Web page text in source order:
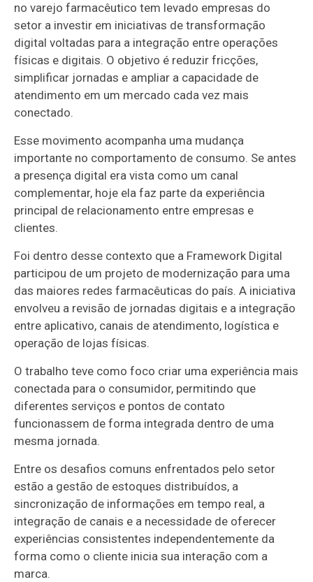
no varejo farmacêutico tem levado empresas do
setor a investir em iniciativas de transformação
digital voltadas para a integração entre operações
físicas e digitais. O objetivo é reduzir fricções,
simplificar jornadas e ampliar a capacidade de
atendimento em um mercado cada vez mais
conectado.
Esse movimento acompanha uma mudança
importante no comportamento de consumo. Se antes
a presença digital era vista como um canal
complementar, hoje ela faz parte da experiência
principal de relacionamento entre empresas e
clientes.
Foi dentro desse contexto que a Framework Digital
participou de um projeto de modernização para uma
das maiores redes farmacêuticas do país. A iniciativa
envolveu a revisão de jornadas digitais e a integração
entre aplicativo, canais de atendimento, logística e
operação de lojas físicas.
O trabalho teve como foco criar uma experiência mais
conectada para o consumidor, permitindo que
diferentes serviços e pontos de contato
funcionassem de forma integrada dentro de uma
mesma jornada.
Entre os desafios comuns enfrentados pelo setor
estão a gestão de estoques distribuídos, a
sincronização de informações em tempo real, a
integração de canais e a necessidade de oferecer
experiências consistentes independentemente da
forma como o cliente inicia sua interação com a
marca.